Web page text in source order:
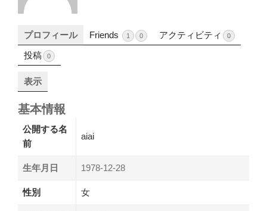
プロフィール Friends 1 0 アクティビティ 0
投稿 0
表示
基本情報
公開する名
前
aiai
生年月日 1978-12-28
性別 女